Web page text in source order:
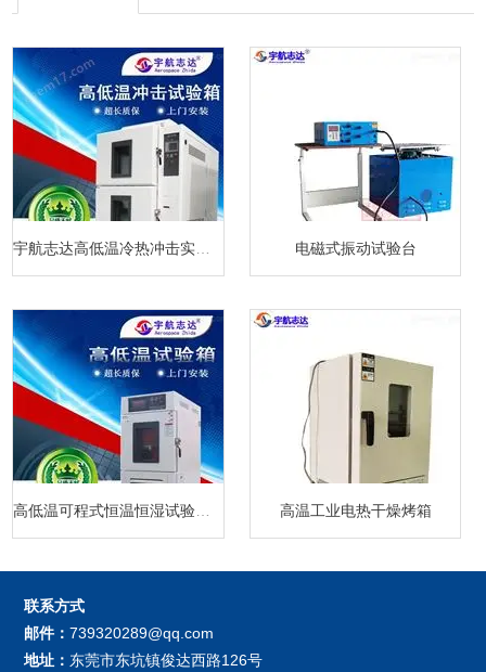
宇航志达高低温冷热冲击实验箱 电磁式振动试验台
高低温可程式恒温恒湿试验箱厂家 高温工业电热干燥烤箱
联系方式
邮件：739320289@qq.com
地址： 东莞市东坑镇俊达西路126号